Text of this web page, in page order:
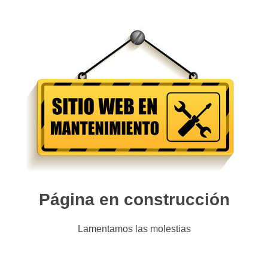
Página en construcción
Lamentamos las molestias